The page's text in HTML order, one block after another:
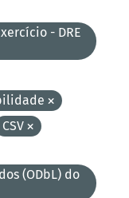
- DRE
CSV
(ODbL) do